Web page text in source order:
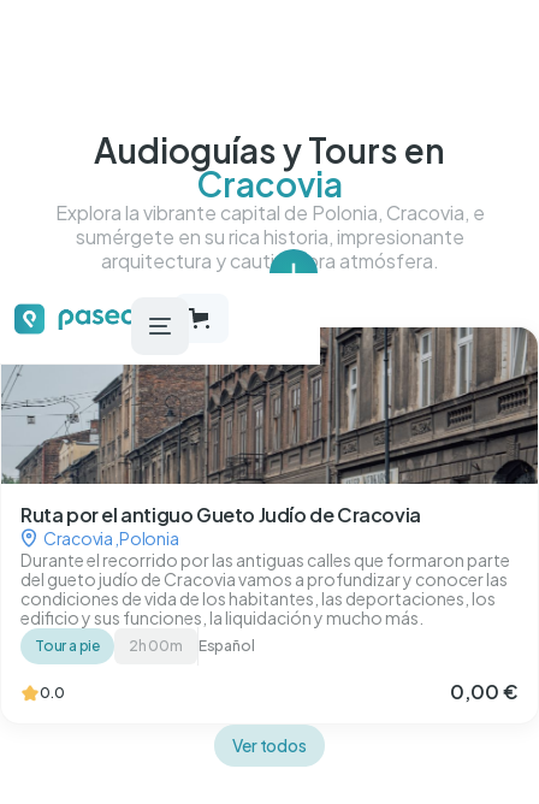
Audioguías y Tours en
Cracovia
Explora la vibrante capital de Polonia, Cracovia, e
sumérgete en su rica historia, impresionante
arquitectura y cautivadora atmósfera.
Tour más más destacados
Ruta por el antiguo Gueto Judío de Cracovia
Cracovia Polonia
Durante el recorrido por las antiguas calles que formaron parte
del gueto judío de Cracovia vamos a profundizar y conocer las
condiciones de vida de los habitantes, las deportaciones, los
edificio y sus funciones, la liquidación y mucho más.
Tour a pie 2h 00m Español
0.0 0,00 €
Ver todos